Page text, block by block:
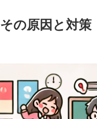
の原因と対策